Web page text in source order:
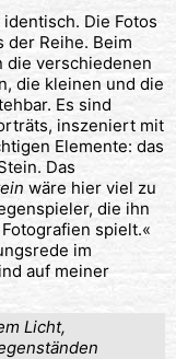
Die Fotos
der Reihe. Beim
die verschiedenen
die kleinen und die
Es sind
inszeniert mit
Elemente: das
Das
wäre hier viel zu
die ihn
spielt.«
im
auf meiner
Licht,